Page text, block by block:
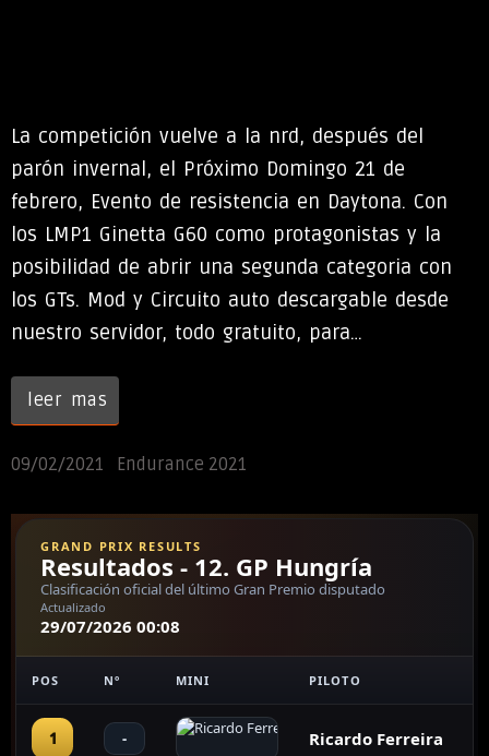
La competición vuelve a la nrd, después del
parón invernal, el Próximo Domingo 21 de
febrero, Evento de resistencia en Daytona. Con
los LMP1 Ginetta G60 como protagonistas y la
posibilidad de abrir una segunda categoria con
los GTs. Mod y Circuito auto descargable desde
nuestro servidor, todo gratuito, para…
leer mas
09/02/2021 Endurance 2021